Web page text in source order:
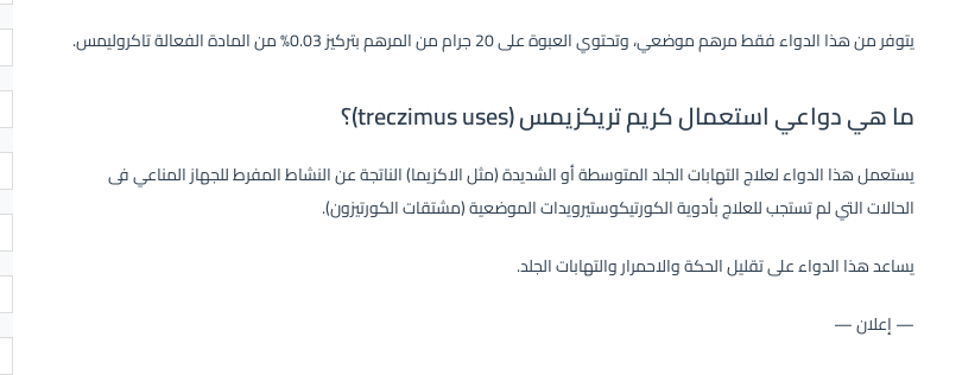
يتوفر من هذا الدواء فقط مرهم موضعي، وتحتوي العبوة على 20 جرام من المرهم بتركيز 0.03% من المادة الفعالة تاكروليمس.
ما هي دواعي استعمال كريم تريكزيمس (treczimus uses)؟
يستعمل هذا الدواء لعلاج التهابات الجلد المتوسطة أو الشديدة (مثل الاكزيما) الناتجة عن النشاط المفرط للجهاز المناعي فى
الحالات التي لم تستجب للعلاج بأدوية الكورتيكوستيرويدات الموضعية (مشتقات الكورتيزون).
يساعد هذا الدواء على تقليل الحكة والاحمرار والتهابات الجلد.
— إعلان —